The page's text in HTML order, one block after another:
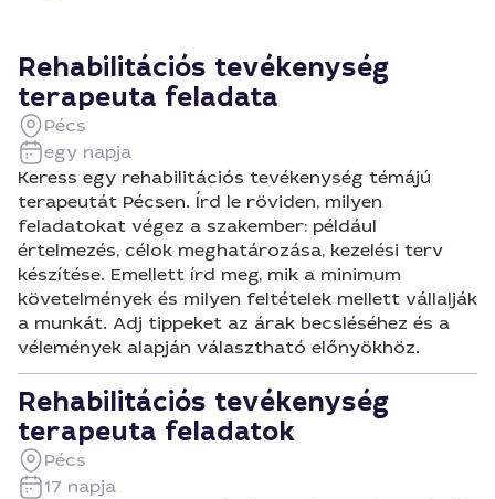
Rehabilitációs tevékenység
terapeuta feladata
Pécs
egy napja
Keress egy rehabilitációs tevékenység témájú
terapeutát Pécsen. Írd le röviden, milyen
feladatokat végez a szakember: például
értelmezés, célok meghatározása, kezelési terv
készítése. Emellett írd meg, mik a minimum
követelmények és milyen feltételek mellett vállalják
a munkát. Adj tippeket az árak becsléséhez és a
vélemények alapján választható előnyökhöz.
Rehabilitációs tevékenység
terapeuta feladatok
Pécs
17 napja